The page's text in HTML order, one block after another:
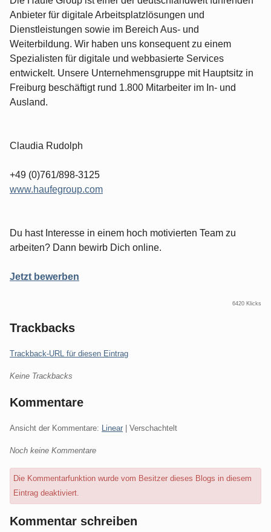
Anbieter für digitale Arbeitsplatzlösungen und
Dienstleistungen sowie im Bereich Aus- und
Weiterbildung. Wir haben uns konsequent zu einem
Spezialisten für digitale und webbasierte Services
entwickelt. Unsere Unternehmensgruppe mit Hauptsitz in
Freiburg beschäftigt rund 1.800 Mitarbeiter im In- und
Ausland.
Claudia Rudolph
+49 (0)761/898-3125
www.haufegroup.com
Du hast Interesse in einem hoch motivierten Team zu
arbeiten? Dann bewirb Dich online.
Jetzt bewerben
6420 Klicks
Trackbacks
Trackback-URL für diesen Eintrag
Keine Trackbacks
Kommentare
Ansicht der Kommentare: Linear | Verschachtelt
Noch keine Kommentare
Die Kommentarfunktion wurde vom Besitzer dieses Blogs in diesem
Eintrag deaktiviert.
Kommentar schreiben